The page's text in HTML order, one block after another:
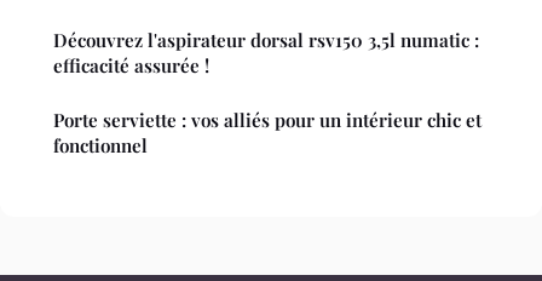
Découvrez l'aspirateur dorsal rsv150 3,5l numatic :
efficacité assurée !
Porte serviette : vos alliés pour un intérieur chic et
fonctionnel